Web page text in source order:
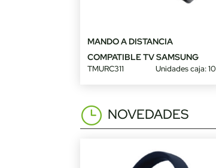
MANDO A DISTANCIA
COMPATIBLE TV SAMSUNG
TMURC311 Unidades caja: 10
NOVEDADES